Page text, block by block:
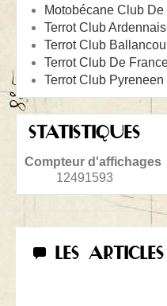
Motobécane Club De
Terrot Club Ardennais
Terrot Club
Terrot Club De
Terrot Club Pyreneen
STATISTIQUES
Compteur d'affichages
12491593
LES